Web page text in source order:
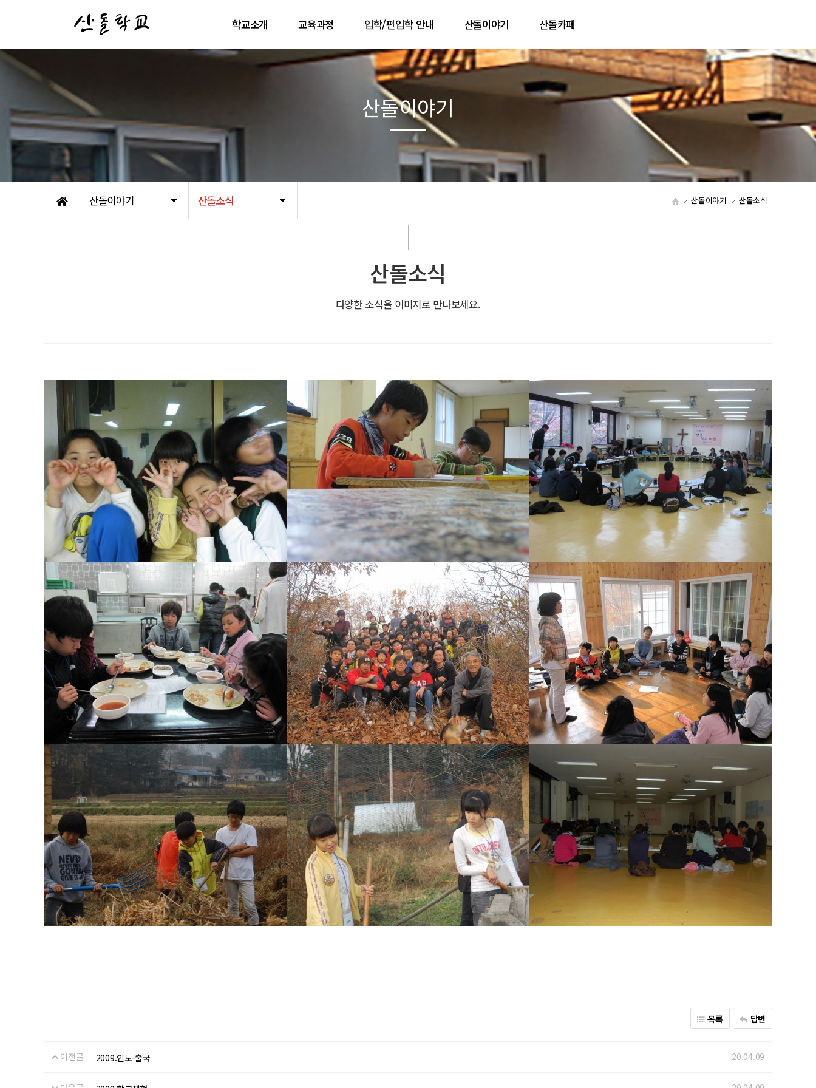
학교소개
학교철학
교육과정
교육과정의 기초
입학/편입학 안내
입학/편입학 안내
산돌이야기
공지사항
산돌카페
네이버카페
산돌이야기 산돌소식 산돌이야기 산돌소식
산돌이야기
산돌소식
다양한 소식을 이미지로 만나보세요.
목록 답변
이전글 2009.인도-출국 20.04.09